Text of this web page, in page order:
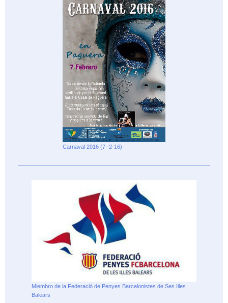
Carnaval 2016 (7 -2-16)
Miembro de la Federació de Penyes Barcelonistes de Ses Illes
Balears